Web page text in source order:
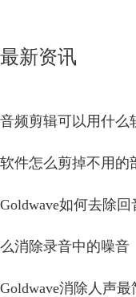
最新资讯
音频剪辑可以用什么
软件怎么剪掉不用的
Goldwave如何去除回
么消除录音中的噪音
Goldwave消除人声